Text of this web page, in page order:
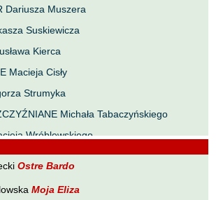
Dariusza Muszera
Suskiewicza
Kierca
Macieja Cisły
Strumyka
Michała Tabaczyńskiego
Wróblewskiego
ZRYWY Zbigniewa Wojciechowicza
Ostre Bardo
Moja Eliza